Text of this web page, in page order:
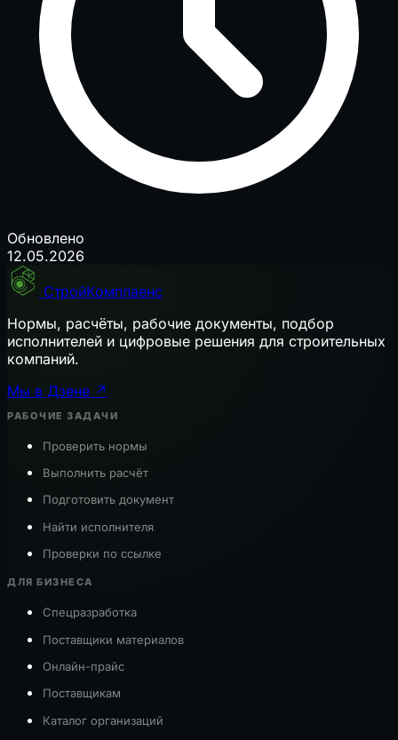
Обновлено
12.05.2026
СтройКомплаенс
Нормы, расчёты, рабочие документы, подбор
исполнителей и цифровые решения для строительных
компаний.
Мы в Дзене ↗
РАБОЧИЕ ЗАДАЧИ
Проверить нормы
Выполнить расчёт
Подготовить документ
Найти исполнителя
Проверки по ссылке
ДЛЯ БИЗНЕСА
Спецразработка
Поставщики материалов
Онлайн-прайс
Поставщикам
Каталог организаций